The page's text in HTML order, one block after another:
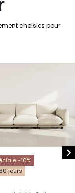
choisies pour
-10%
jours
